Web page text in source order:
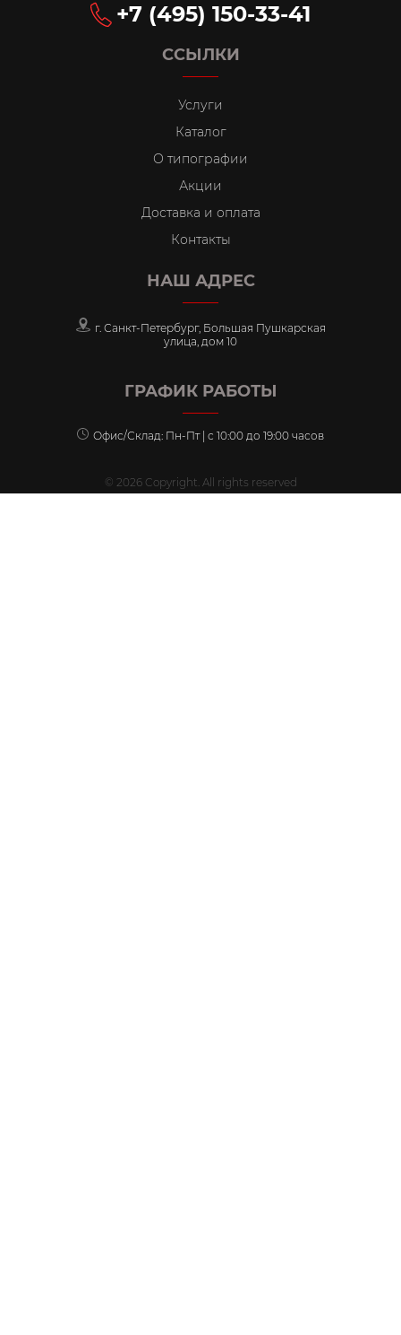
ССЫЛКИ
Услуги
Каталог
О типографии
Акции
Доставка и оплата
Контакты
НАШ АДРЕС
г. Санкт-Петербург, Большая Пушкарская
улица, дом 10
ГРАФИК РАБОТЫ
Офис/Склад: Пн-Пт | с 10:00 до 19:00 часов
+7 (495) 150-33-41
© 2026 Copyright. All rights reserved